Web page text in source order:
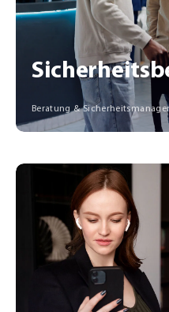
Beratung &